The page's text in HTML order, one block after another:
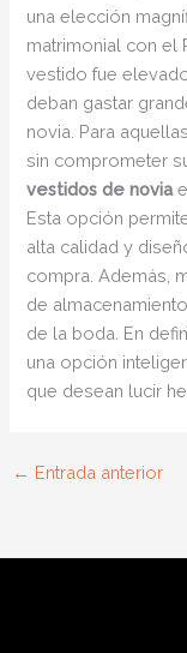
una elección
matrimonial con el
vestido fue
deban gastar
novia. Para
sin comprometer
vestidos de novia
Esta opción
alta calidad y
compra. Además,
de
de la boda. En
una opción
que desean lucir
← Entrada anterior